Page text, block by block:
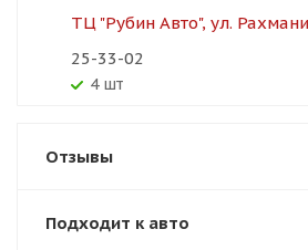
ТЦ "Рубин Авто", ул.
25-33-02
4 шт
Отзывы
Подходит к авто